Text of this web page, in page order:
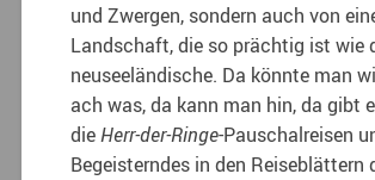
und Zwergen, sondern auch von
Landschaft, die so prächtig ist wie
neuseeländische. Da könnte man
ach was, da kann man hin, da gibt
dieHerr-der-Ringe-Pauschalreisen
Begeisterndes in den Reiseblättern